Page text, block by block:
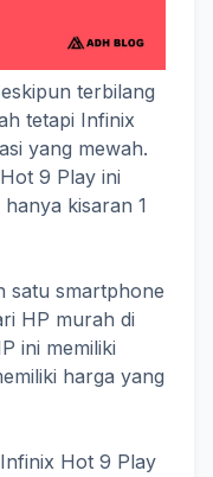
terbilang
tetapi Infinix
yang mewah.
9 Play ini
kisaran 1
satu smartphone
HP murah di
ini memiliki
harga yang
Hot 9 Play